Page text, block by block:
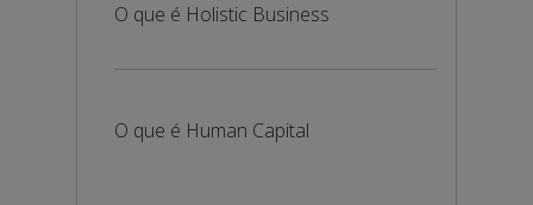
O que é Holistic Business
O que é Human Capital